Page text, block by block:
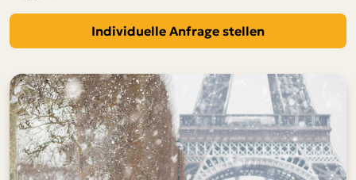
Individuelle Anfrage stellen